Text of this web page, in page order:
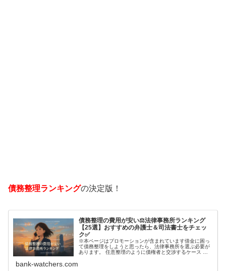
債務整理ランキングの決定版！
債務整理の費用が安い⚖️法律事務所ランキング
【25選】おすすめの弁護士＆司法書士をチェッ
ク✅
※本ページはプロモーションが含まれています借金に困っ
て債務整理をしようと思ったら、法律事務所を選ぶ必要が
あります。 任意整理のように債権者と交渉するケース 自
bank-watchers.com